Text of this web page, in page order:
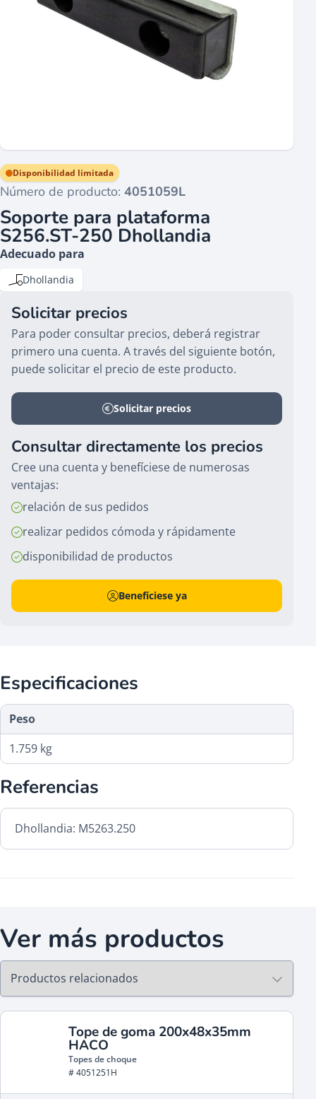
Número de producto: 4051059L
Disponibilidad limitada
Soporte para plataforma
S256.ST-250 Dhollandia
Adecuado para
Dhollandia
Solicitar precios
Para poder consultar precios, deberá registrar
primero una cuenta. A través del siguiente botón,
puede solicitar el precio de este producto.
Solicitar precios
Consultar directamente los precios
Cree una cuenta y benefíciese de numerosas
ventajas:
relación de sus pedidos
realizar pedidos cómoda y rápidamente
disponibilidad de productos
Benefíciese ya
Especificaciones
Peso
1.759 kg
Referencias
Dhollandia: M5263.250
Ver más productos
Tope de goma 200x48x35mm
HACO
Topes de choque
# 4051251H